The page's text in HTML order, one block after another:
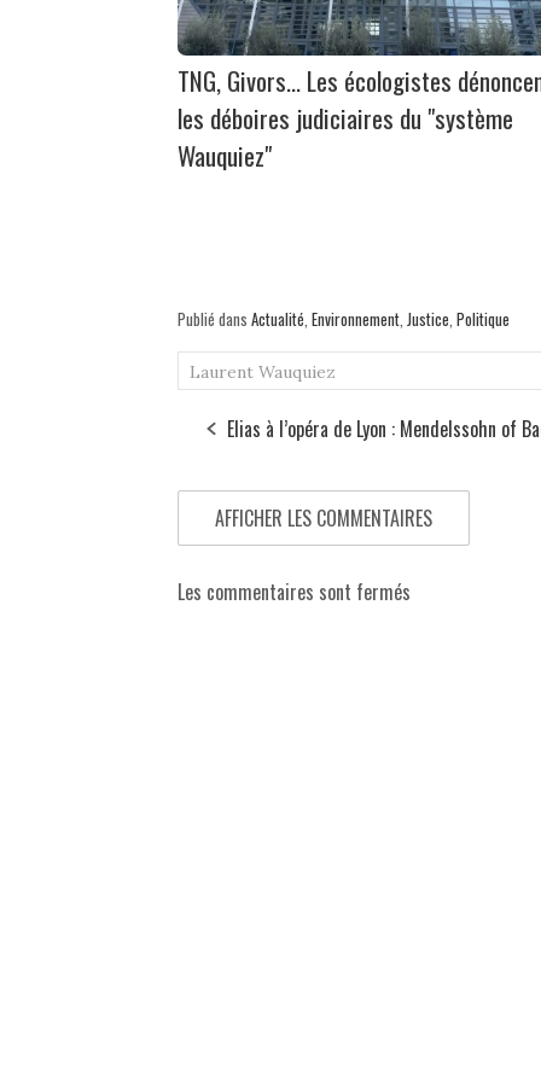
TNG, Givors... Les écologistes
les déboires judiciaires du "système
Wauquiez"
Publié dans Actualité Environnement Justice Politique
Laurent Wauquiez
Elias à l’opéra de Lyon : Mendelssohn of
AFFICHER LES COMMENTAIRES
Les commentaires sont fermés